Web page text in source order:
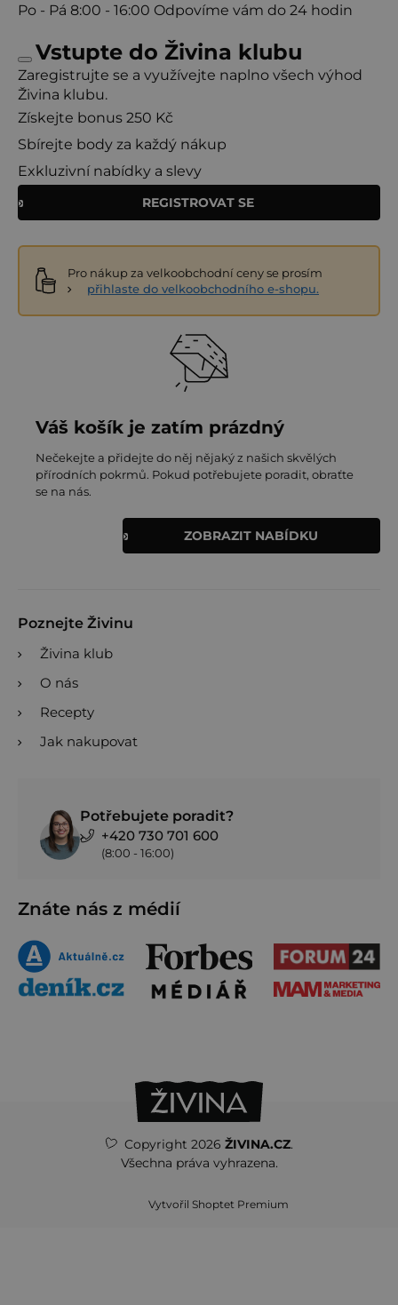
Po - Pá 8:00 - 16:00 Odpovíme vám do 24 hodin
Vstupte do Živina klubu
Zaregistrujte se a využívejte naplno všech výhod
Živina klubu.
Získejte bonus 250 Kč
Sbírejte body za každý nákup
Exkluzivní nabídky a slevy
REGISTROVAT SE
Pro nákup za velkoobchodní ceny se prosím
přihlaste do velkoobchodního e-shopu.
Váš košík je zatím prázdný
Nečekejte a přidejte do něj nějaký z našich skvělých
přírodních pokrmů. Pokud potřebujete poradit, obraťte
se na nás.
ZOBRAZIT NABÍDKU
Poznejte Živinu
Živina klub
O nás
Recepty
Jak nakupovat
Potřebujete poradit?
+420 730 701 600
(8:00 - 16:00)
Znáte nás z médií
Vytvořil Shoptet Premium
Copyright 2026 ŽIVINA.CZ.
Všechna práva vyhrazena.